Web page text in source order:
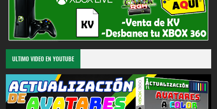
ULTIMO VIDEO EN YOUTUBE